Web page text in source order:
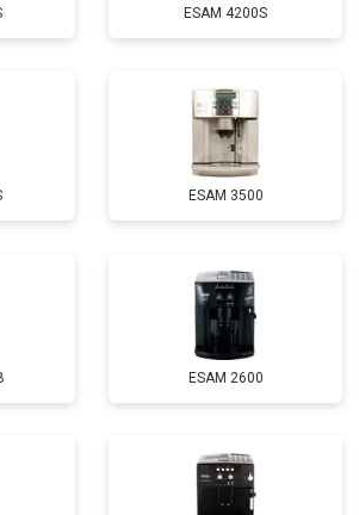
ESAM 4200S
ESAM 3500
ESAM 2600